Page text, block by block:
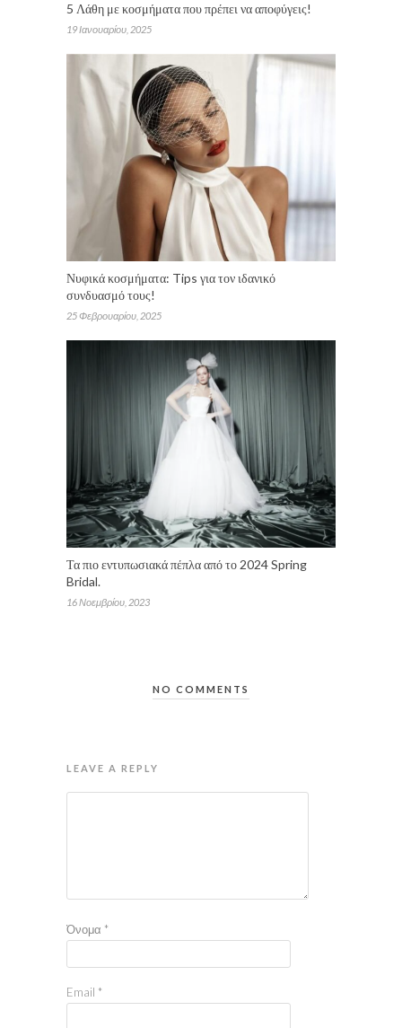
5 Λάθη με κοσμήματα που πρέπει να αποφύγεις!
19 Ιανουαρίου, 2025
Νυφικά κοσμήματα: Tips για τον ιδανικό
συνδυασμό τους!
25 Φεβρουαρίου, 2025
Τα πιο εντυπωσιακά πέπλα από το 2024 Spring
Bridal.
16 Νοεμβρίου, 2023
NO COMMENTS
LEAVE A REPLY
Όνομα *
Email *